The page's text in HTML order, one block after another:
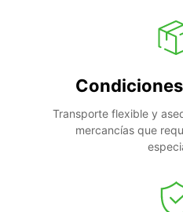
Transporte flexible y
mercancías que